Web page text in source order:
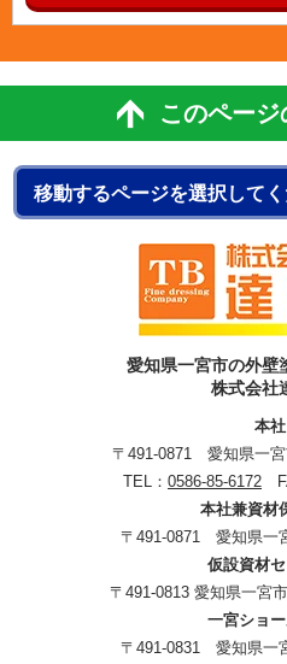
このペー
愛知県一宮市の外壁
株式会社
本社
〒491-0871 愛知県一宮
TEL： 0586-85-6172
本社兼資材
〒491-0871 愛知県一
仮設資材
〒491-0813 愛知県一宮
一宮ショ
〒491-0831 愛知県一